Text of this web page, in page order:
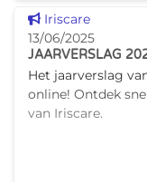
gericht op
Daar
Dit nieuws tonen
Iriscare
13/06/2025
JAARVERSLAG
Het jaarverslag
online! Ontdek
van Iriscare.